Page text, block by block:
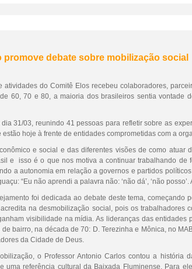
debate sobre mobilização social
atividades do Comitê Elos recebeu colaboradores,
60, 70 e 80, a maioria dos brasileiros sentia vontade
31/03, reunindo 41 pessoas para refletir sobre as
hoje à frente de entidades comprometidas com a
e social e das diferentes visões de como
e isso é o que nos motiva a continuar trabalhando de
a autonomia em relação a governos e partidos
“Eu não aprendi a palavra não: ‘não dá’, ‘não
foi dedicada ao debate deste tema, começando
na desmobilização social, pois os
visibilidade na mídia. As lideranças das
bairro, na década de 70: D. Terezinha e Mônica, no
da Cidade de Deus.
o Professor Antonio Carlos contou a história
uma referência cultural da Baixada Fluminense. Para